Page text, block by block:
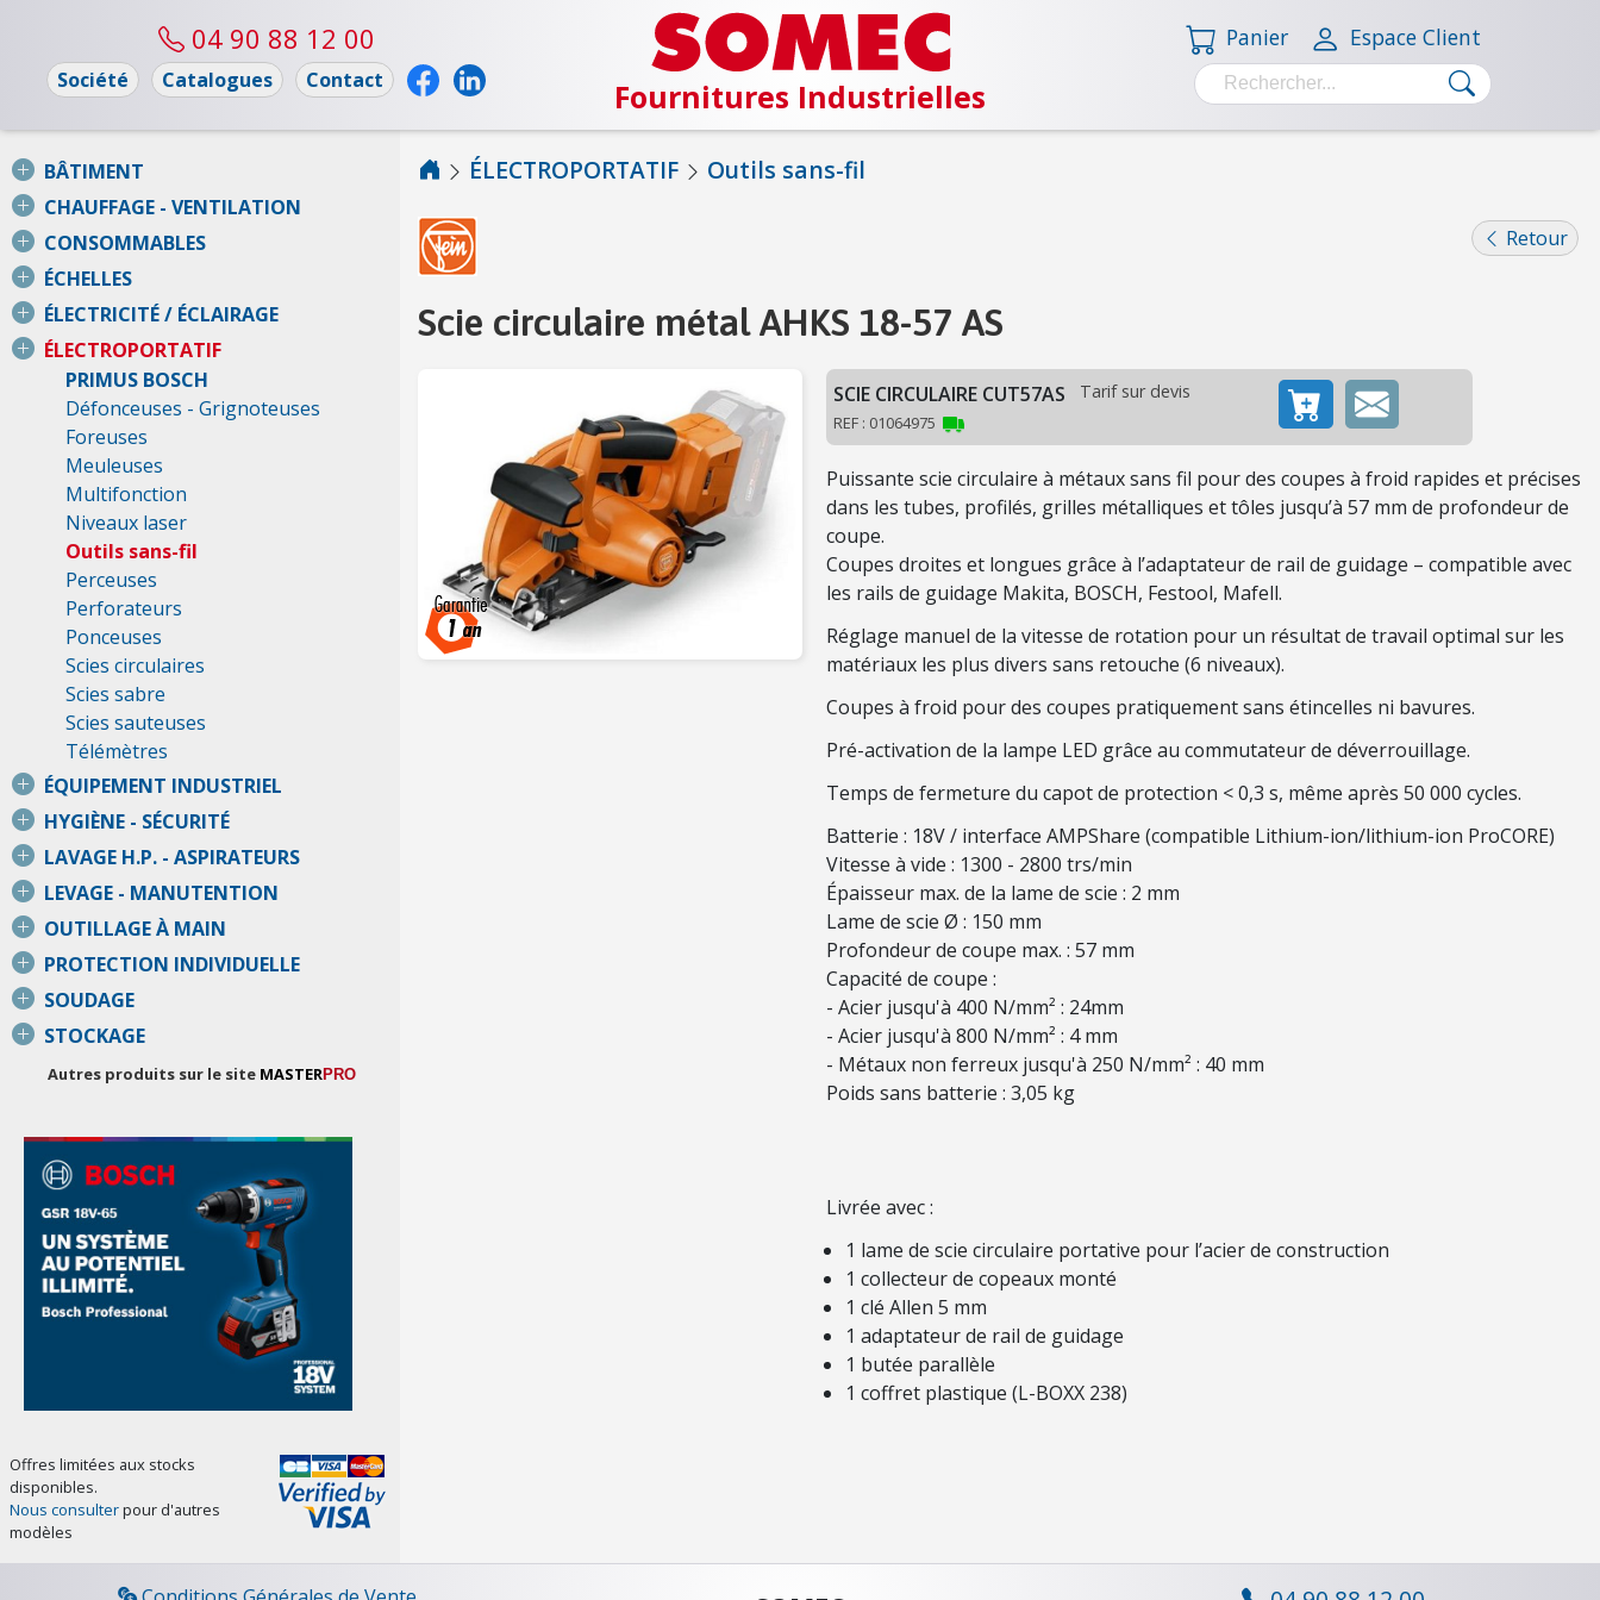
04 90 88 12 00
Société Catalogues Contact Fournitures Industrielles
Panier Espace Client
BÂTIMENT
CHAUFFAGE - VENTILATION
CONSOMMABLES
ÉCHELLES
ÉLECTRICITÉ / ÉCLAIRAGE
ÉLECTROPORTATIF
PRIMUS BOSCH
Défonceuses - Grignoteuses
Foreuses
Meuleuses
Multifonction
Niveaux laser
Outils sans-fil
Perceuses
Perforateurs
Ponceuses
Scies circulaires
Scies sabre
Scies sauteuses
Télémètres
ÉQUIPEMENT INDUSTRIEL
HYGIÈNE - SÉCURITÉ
LAVAGE H.P. - ASPIRATEURS
LEVAGE - MANUTENTION
OUTILLAGE À MAIN
PROTECTION INDIVIDUELLE
SOUDAGE
STOCKAGE
Autres produits sur le site MASTERPRO
Offres limitées aux stocks
disponibles.
Nous consulterpour d'autres
modèles
ÉLECTROPORTATIF Outils sans-fil
Retour
Scie circulaire métal AHKS 18-57 AS
SCIE CIRCULAIRE CUT57AS
REF : 01064975
Tarif sur devis
Puissante scie circulaire à métaux sans fil pour des coupes à froid rapides et précises
dans les tubes, profilés, grilles métalliques et tôles jusqu’à 57 mm de profondeur de
coupe.
Coupes droites et longues grâce à l’adaptateur de rail de guidage – compatible avec
les rails de guidage Makita, BOSCH, Festool, Mafell.
Réglage manuel de la vitesse de rotation pour un résultat de travail optimal sur les
matériaux les plus divers sans retouche (6 niveaux).
Coupes à froid pour des coupes pratiquement sans étincelles ni bavures.
Pré-activation de la lampe LED grâce au commutateur de déverrouillage.
Temps de fermeture du capot de protection < 0,3 s, même après 50 000 cycles.
Batterie : 18V / interface AMPShare (compatible Lithium-ion/lithium-ion ProCORE)
Vitesse à vide : 1300 - 2800 trs/min
Épaisseur max. de la lame de scie : 2 mm
Lame de scie Ø : 150 mm
Profondeur de coupe max. : 57 mm
Capacité de coupe :
- Acier jusqu'à 400 N/mm² : 24mm
- Acier jusqu'à 800 N/mm² : 4 mm
- Métaux non ferreux jusqu'à 250 N/mm² : 40 mm
Poids sans batterie : 3,05 kg
Livrée avec :
1 lame de scie circulaire portative pour l’acier de construction
1 collecteur de copeaux monté
1 clé Allen 5 mm
1 adaptateur de rail de guidage
1 butée parallèle
1 coffret plastique (L-BOXX 238)